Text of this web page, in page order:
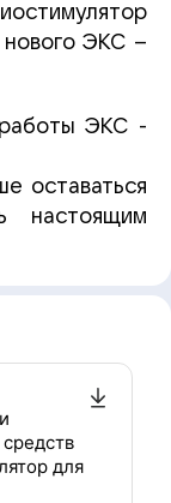
нового ЭКС –
работы ЭКС -
оставаться
настоящим
для